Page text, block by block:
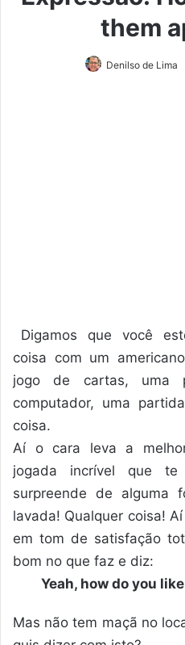
them
Denilso de Lima
Digamos que você
coisa com um
jogo de cartas, uma
computador, uma
coisa.
Aí o cara leva a
jogada incrível que
surpreende de alguma
lavada! Qualquer coisa!
em tom de satisfação
bom no que faz e diz:
Yeah, how do you
Mas não tem maçã no